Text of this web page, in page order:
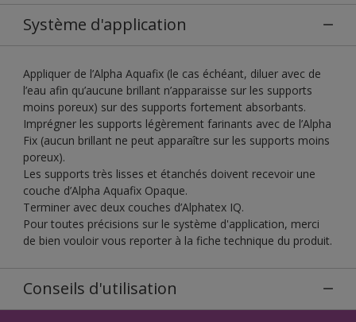
Système d'application
Appliquer de l’Alpha Aquafix (le cas échéant, diluer avec de
l’eau afin qu’aucune brillant n’apparaisse sur les supports
moins poreux) sur des supports fortement absorbants.
Imprégner les supports légèrement farinants avec de l’Alpha
Fix (aucun brillant ne peut apparaître sur les supports moins
poreux).
Les supports très lisses et étanchés doivent recevoir une
couche d’Alpha Aquafix Opaque.
Terminer avec deux couches d’Alphatex IQ.
Pour toutes précisions sur le système d'application, merci
de bien vouloir vous reporter à la fiche technique du produit.
Conseils d'utilisation